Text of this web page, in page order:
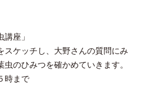
座」
ケッチし、大野さんの質問にみ
のひみつを確かめていきます。
時まで